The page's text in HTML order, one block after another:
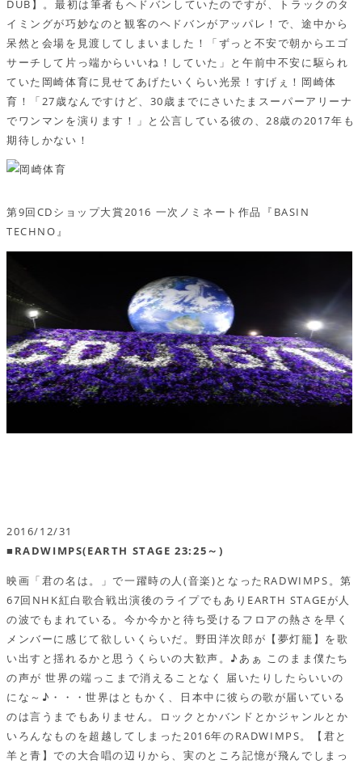
DUB】。最初は筆者もヘドバンしていたのですが、トラックのタ
イミングが巧妙なのと観客のヘドバンがアッパレ！で、途中から
呆然と会場を見渡してしまいました！「ずっと不安で朝からエゴ
サーチして片っ端からいいね！していた」と午前中不安に駆られ
ていた岡崎体育に見せてあげたいくらい光景！すげぇ！岡崎体
育！「27歳なんですけど、30歳までにさいたまスーパーアリーナ
でワンマンを演ります！」と公言している彼の、28歳の2017年も
期待しかない！
第9回CDショップ大賞2016 一次ノミネート作品『BASIN
TECHNO』
2016/12/31
■RADWIMPS(EARTH STAGE 23:25～)
映画「君の名は。」で一躍時の人(音楽)となったRADWIMPS。第
67回NHK紅白歌合戦出演後のライプでもありEARTH STAGEが人
の波でもまれている。今か今かと待ち受けるフロアの熱さを早く
メンバーに感じて欲しいくらいだ。野田洋次郎が【夢灯籠】を歌
い出すと揺れるかと思うくらいの大歓声。♪あぁ このまま僕たち
の声が 世界の端っこまで消えることなく 届いたりしたらいいの
にな～♪・・・世界はともかく、日本中に彼らの歌が届いている
のは言うまでもありません。ロックとかバンドとかジャンルとか
いろんなものを超越してしまった2016年のRADWIMPS。【君と
羊と青】での大合唱の辺りから、実のところ記憶が飛んでしまっ